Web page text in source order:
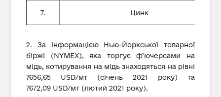
7. Цинк
2. За інформацією Нью-Йоркської товарної
біржі (NYMEX), яка торгує ф’ючерсами на
мідь, котирування на мідь знаходяться на рівні
7656,65 USD/мт (січень 2021 року) та
7672,09 USD/мт (лютий 2021 року).